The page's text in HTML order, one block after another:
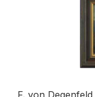
F. von